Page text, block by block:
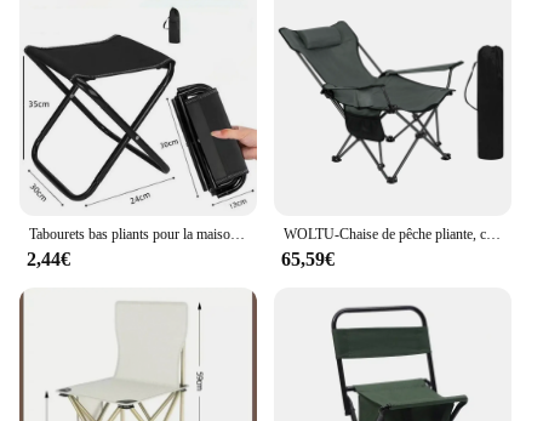
2,44€
WOLTU-Chaise de pêche pliante, chaise d'extérieur légère avec porte-gobelet de repos pour sauna, sac de rangement pour la randonnée, le pique-nique, la plage, le camping
65,59€